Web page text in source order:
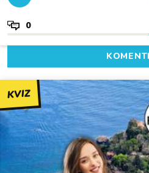
0
KVIZ